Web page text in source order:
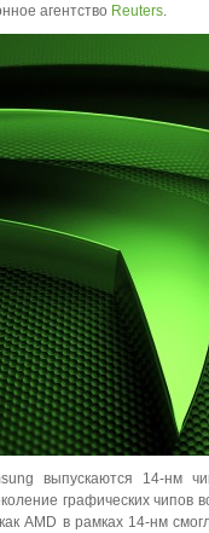
агентство Reuters.
выпускаются 14-нм
графических
AMD в рамках 14-нм